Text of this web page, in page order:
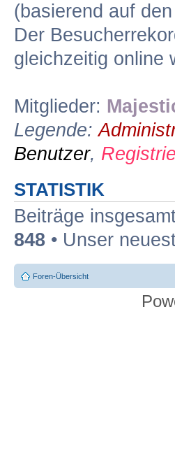
(basierend auf
Der
gleichzeitig online
Mitglieder:
Legende:
Benutzer,
STATISTIK
Beiträge
848 • Unser
Foren-Übersicht